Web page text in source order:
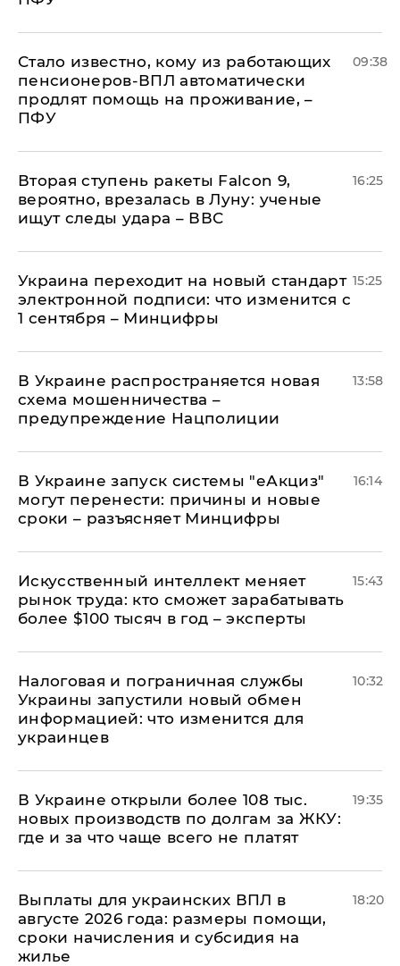
Стало известно, кому из работающих
пенсионеров-ВПЛ автоматически
продлят помощь на проживание, –
ПФУ
09:38
Вторая ступень ракеты Falcon 9,
вероятно, врезалась в Луну: ученые
ищут следы удара – ВВС
16:25
Украина переходит на новый стандарт
электронной подписи: что изменится с
1 сентября – Минцифры
15:25
В Украине распространяется новая
схема мошенничества –
предупреждение Нацполиции
13:58
В Украине запуск системы "еАкциз"
могут перенести: причины и новые
сроки – разъясняет Минцифры
16:14
Искусственный интеллект меняет
рынок труда: кто сможет зарабатывать
более $100 тысяч в год – эксперты
15:43
Налоговая и пограничная службы
Украины запустили новый обмен
информацией: что изменится для
украинцев
10:32
В Украине открыли более 108 тыс.
новых производств по долгам за ЖКУ:
где и за что чаще всего не платят
19:35
Выплаты для украинских ВПЛ в
августе 2026 года: размеры помощи,
сроки начисления и субсидия на
жилье
18:20